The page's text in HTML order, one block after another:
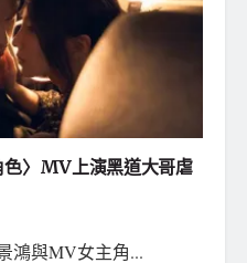
色〉MV上演黑道大哥虐
鴻與MV女主角...